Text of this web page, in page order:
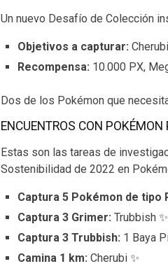
Un nuevo Desafío de Colección
Objetivos a capturar:
Recompensa: 10.000 PX,
Dos de los Pokémon que
ENCUENTROS CON
Estas son las tareas de
Sostenibilidad de 2022 en
Captura 5 Pokémon de tipo
Captura 3 Grimer: Trubbish ✨
Captura 3 Trubbish: 1 Baya
Camina 1 km: Cherubi ✨